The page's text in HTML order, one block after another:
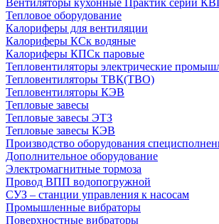
Вентиляторы кухонные Практик серии
Тепловое оборудование
Калориферы для вентиляции
Калориферы КСк водяные
Калориферы КПСк паровые
Тепловентиляторы электрические
Тепловентиляторы ТВК(ТВО)
Тепловентиляторы КЭВ
Тепловые завесы
Тепловые завесы ЭТЗ
Тепловые завесы КЭВ
Производство оборудования
Дополнительное оборудование
Электромагнитные тормоза
Провод ВПП водопогружной
СУЗ – станции управления к насосам
Промышленные вибраторы
Поверхностные вибраторы